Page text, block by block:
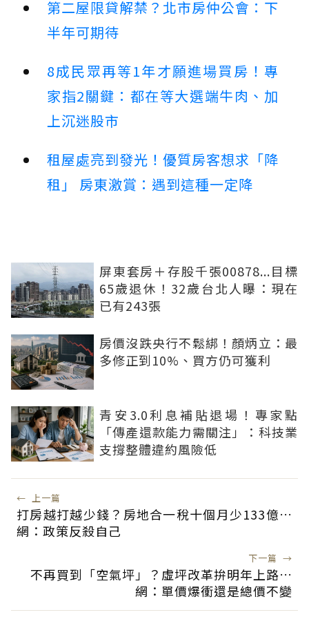
第二屋限貸解禁？北市房仲公會：下
半年可期待
8成民眾再等1年才願進場買房！專
家指2關鍵：都在等大選端牛肉、加
上沉迷股市
租屋處亮到發光！優質房客想求「降
租」 房東激賞：遇到這種一定降
屏東套房＋存股千張00878...目標
65歲退休！32歲台北人曝：現在
已有243張
房價沒跌央行不鬆綁！顏炳立：最
多修正到10%、買方仍可獲利
青安3.0利息補貼退場！專家點
「傳產還款能力需關注」：科技業
支撐整體違約風險低
← 上一篇
打房越打越少錢？房地合一稅十個月少133億…
網：政策反殺自己
下一篇 →
不再買到「空氣坪」？虛坪改革拚明年上路…
網：單價爆衝還是總價不變